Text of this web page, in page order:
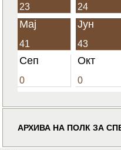
23 24
Мај
41
Јун
43
Сеп
0
Окт
0
АРХИВА НА ПОЛК ЗА